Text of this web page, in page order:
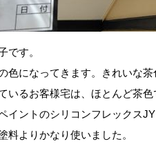
です。
色になってきます。きれいな茶
いるお客様宅は、ほとんど茶色
イントのシリコンフレックスJY
料よりかなり使いました。